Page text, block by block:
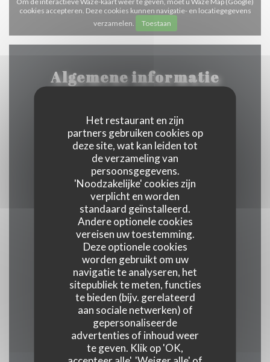
Het restaurant en zijn
partners gebruiken cookies op
deze site, wat kan leiden tot
de verzameling van
persoonsgegevens.
'Noodzakelijke' cookies zijn
verplicht en worden
standaard geïnstalleerd.
Andere optionele cookies
vereisen uw toestemming.
Deze optionele cookies
worden gebruikt om uw
navigatie te analyseren, het
sitepubliek te meten, functies
te bieden (bijv. gerelateerd
aan sociale netwerken) of
gepersonaliseerde
advertenties of inhoud weer
te geven. Klik op 'OK,
cookies accepteren. Deze cookies kunnen navigatie- en locatiegegevens
verzamelen.
Toestaan
Algemene informatie
Keuken
traditioneel, vers product, Traditionele keuken
Soort bedrijf
Gourmet restaurant
Diensten
Veranda, Wifi, Airconditioning, , Geblokkeerde
toegang
Betaalmethoden
Union Pay, Contant geld, Visa, American Express